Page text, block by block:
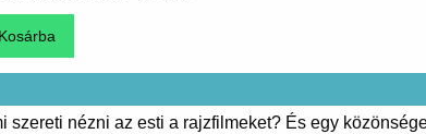
szereti nézni az esti a rajzfilmeket? És egy